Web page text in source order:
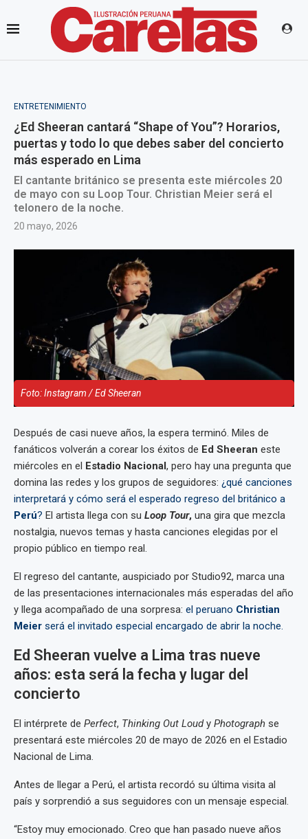
ENTRETENIMIENTO
¿Ed Sheeran cantará “Shape of You”? Horarios,
puertas y todo lo que debes saber del concierto
más esperado en Lima
El cantante británico se presenta este miércoles 20
de mayo con su Loop Tour. Christian Meier será el
telonero de la noche.
20 mayo, 2026
Foto: Instagram / Ed Sheeran
Después de casi nueve años, la espera terminó. Miles de
fanáticos volverán a corear los éxitos de Ed Sheeran este
miércoles en el
Estadio Nacional , pero hay una pregunta que
domina las redes y los grupos de seguidores: ¿qué canciones
interpretará y cómo será el esperado regreso del británico a
Perú? El artista llega con su Loop Tour, una gira que mezcla
nostalgia, nuevos temas y hasta canciones elegidas por el
propio público en tiempo real.
El regreso del cantante, auspiciado por Studio92, marca una
de las presentaciones internacionales más esperadas del año
y llega acompañado de una sorpresa: el peruano Christian
Meier será el invitado especial encargado de abrir la noche.
Ed Sheeran vuelve a Lima tras nueve
años: esta será la fecha y lugar del
concierto
El intérprete de Perfect, Thinking Out Loudy Photograph se
presentará este miércoles 20 de mayo de 2026 en el Estadio
Nacional de Lima.
Antes de llegar a Perú, el artista recordó su última visita al
país y sorprendió a sus seguidores con un mensaje especial.
“Estoy muy emocionado. Creo que han pasado nueve años